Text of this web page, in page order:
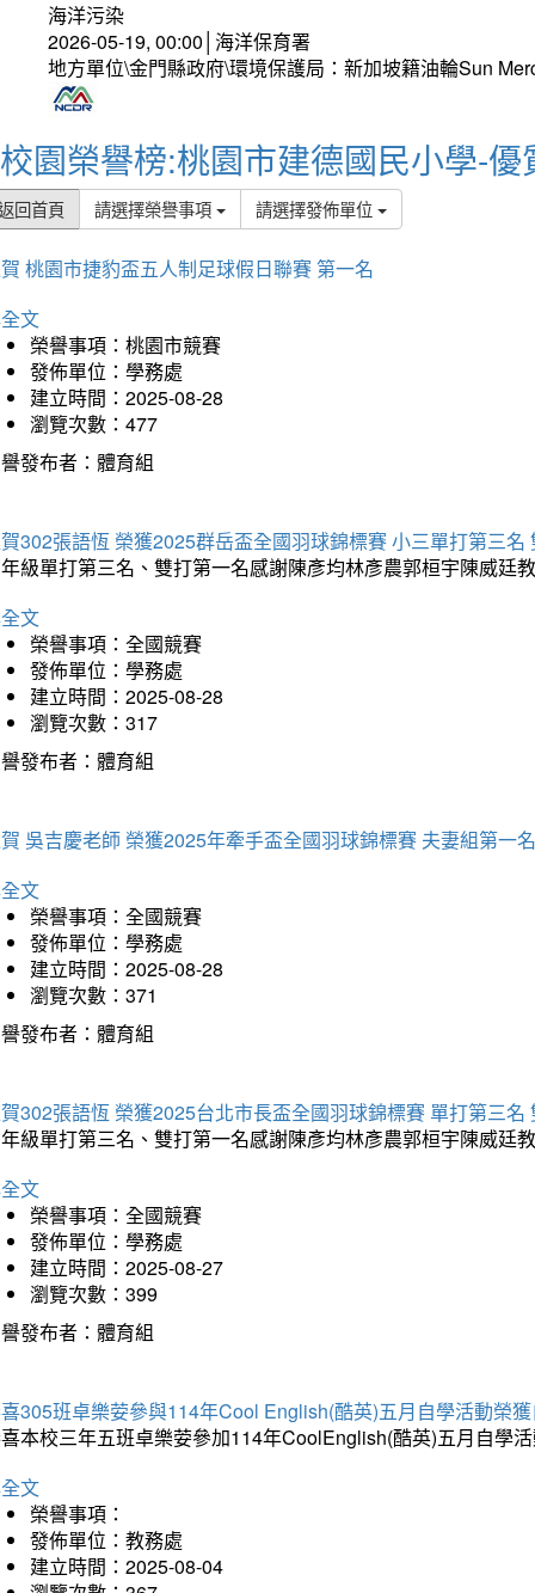
海洋污染
2026-05-19, 00:00│海洋保育署
地方單位\金門縣政府\環境保護局：新加坡籍油輪Sun
校園榮譽榜:桃園市建德國民小學-優
回首頁 請選擇榮譽事項 請選擇發佈單位
桃園市捷豹盃五人制足球假日聯賽 第一名
文
榮譽事項：桃園市競賽
發佈單位：學務處
建立時間：2025-08-28
瀏覽次數：477
發布者：體育組
302張語恆 榮獲2025群岳盃全國羽球錦標賽 小三單打第三名
級單打第三名、雙打第一名感謝陳彥均林彥農郭桓宇陳威廷
文
榮譽事項：全國競賽
發佈單位：學務處
建立時間：2025-08-28
瀏覽次數：317
發布者：體育組
吳吉慶老師 榮獲2025年牽手盃全國羽球錦標賽 夫妻組第一名
文
榮譽事項：全國競賽
發佈單位：學務處
建立時間：2025-08-28
瀏覽次數：371
發布者：體育組
302張語恆 榮獲2025台北市長盃全國羽球錦標賽 單打第三名
級單打第三名、雙打第一名感謝陳彥均林彥農郭桓宇陳威廷
文
榮譽事項：全國競賽
發佈單位：學務處
建立時間：2025-08-27
瀏覽次數：399
發布者：體育組
305班卓樂荌參與114年Cool English(酷英)五月自學活動榮
本校三年五班卓樂荌參加114年CoolEnglish(酷英)五月自學
文
榮譽事項：
發佈單位：教務處
建立時間：2025-08-04